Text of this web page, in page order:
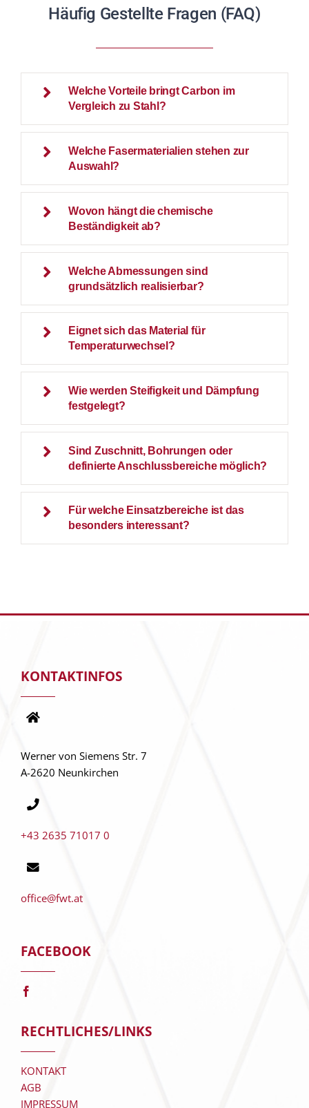
Häufig Gestellte Fragen (FAQ)
Welche Vorteile bringt Carbon im
Vergleich zu Stahl?
Welche Fasermaterialien stehen zur
Auswahl?
Wovon hängt die chemische
Beständigkeit ab?
Welche Abmessungen sind
grundsätzlich realisierbar?
Eignet sich das Material für
Temperaturwechsel?
Wie werden Steifigkeit und Dämpfung
festgelegt?
Sind Zuschnitt, Bohrungen oder
definierte Anschlussbereiche möglich?
Für welche Einsatzbereiche ist das
besonders interessant?
KONTAKTINFOS
Werner von Siemens Str. 7
A-2620 Neunkirchen
+43 2635 71017 0
office@fwt.at
FACEBOOK
RECHTLICHES/LINKS
KONTAKT
AGB
IMPRESSUM